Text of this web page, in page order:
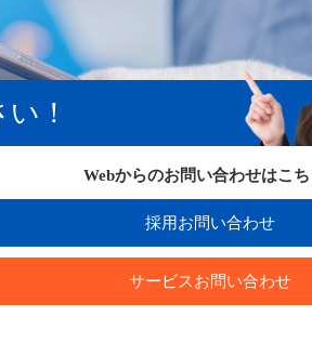
！
Webからのお問い合わせはこち
採用お問い合わせ
サービスお問い合わせ